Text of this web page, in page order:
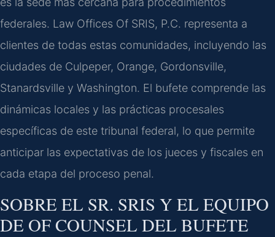
federales. Law Offices Of SRIS, P.C. representa a
clientes de todas estas comunidades, incluyendo las
ciudades de Culpeper, Orange, Gordonsville,
Stanardsville y Washington. El bufete comprende las
dinámicas locales y las prácticas procesales
específicas de este tribunal federal, lo que permite
anticipar las expectativas de los jueces y fiscales en
cada etapa del proceso penal.
SOBRE EL SR. SRIS Y EL EQUIPO
DE OF COUNSEL DEL BUFETE